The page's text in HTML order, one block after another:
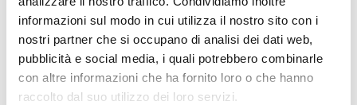
informazioni sul modo in cui utilizza il nostro sito con i
nostri partner che si occupano di analisi dei dati web,
pubblicità e social media, i quali potrebbero combinarle
con altre informazioni che ha fornito loro o che hanno
raccolto dal suo utilizzo dei loro servizi.
Fabriano – Nasce il Punto unico di
accesso per i bisogni socio sanitari